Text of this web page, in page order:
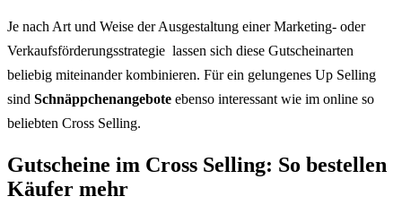
Je nach Art und Weise der Ausgestaltung einer Marketing- oder
Verkaufsförderungsstrategie lassen sich diese Gutscheinarten
beliebig miteinander kombinieren. Für ein gelungenes Up Selling
sind Schnäppchenangebote ebenso interessant wie im online so
beliebten Cross Selling.
Gutscheine im Cross Selling: So bestellen
Käufer mehr